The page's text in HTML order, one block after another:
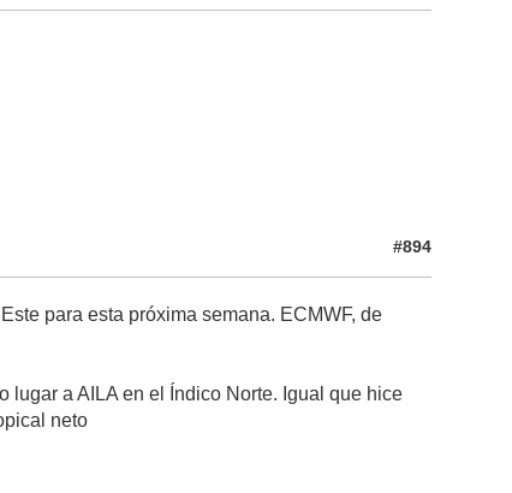
#894
para esta próxima semana. ECMWF, de
lugar a AILA en el Índico Norte. Igual que hice
neto